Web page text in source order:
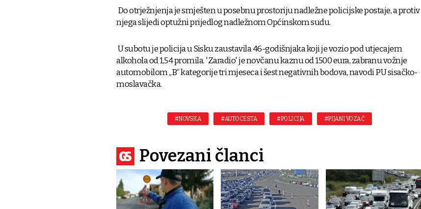
Do otrježnjenja je smješten u posebnu prostoriju nadležne policijske postaje, a protiv
njega slijedi optužni prijedlog nadležnom Općinskom sudu.
U subotu je policija u Sisku zaustavila 46-godišnjaka koji je vozio pod utjecajem
alkohola od 1,54 promila. 'Zaradio' je novčanu kaznu od 1500 eura, zabranu vožnje
automobilom „B“ kategorije tri mjeseca i šest negativnih bodova, navodi PU sisačko-
moslavačka.
#NOVSKA #AUTOCESTA #POLICIJA #PIJANI VOZAČ
Povezani članci